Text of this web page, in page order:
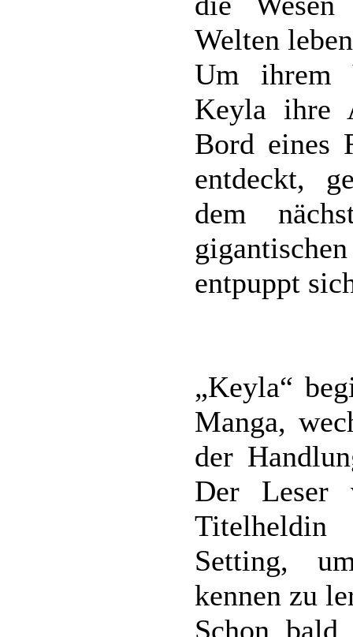
Welten
Um ihrem
Keyla ihre
Bord eines
entdeckt,
dem
entpuppt
„Keyla“
Manga,
der
Der Leser
Titelheldin
Setting,
kennen zu
Schon